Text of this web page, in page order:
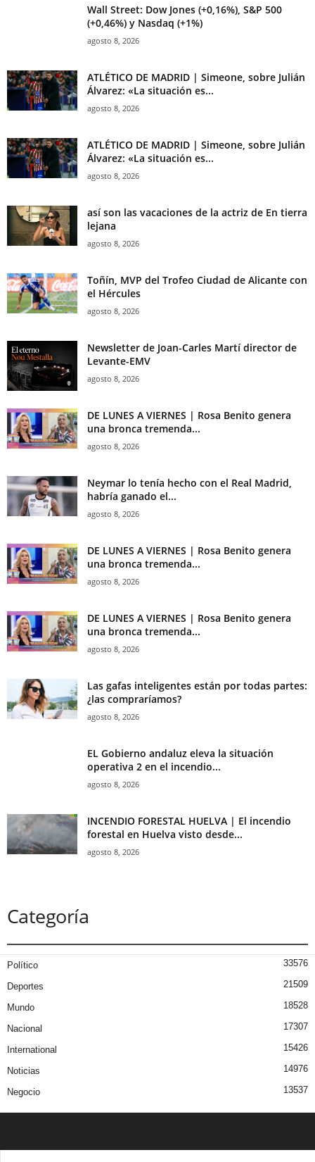
Wall Street: Dow Jones (+0,16%), S&P 500
(+0,46%) y Nasdaq (+1%)
agosto 8, 2026
ATLÉTICO DE MADRID | Simeone, sobre Julián
Álvarez: «La situación es...
agosto 8, 2026
ATLÉTICO DE MADRID | Simeone, sobre Julián
Álvarez: «La situación es...
agosto 8, 2026
así son las vacaciones de la actriz de En tierra
lejana
agosto 8, 2026
Toñín, MVP del Trofeo Ciudad de Alicante con
el Hércules
agosto 8, 2026
Newsletter de Joan-Carles Martí director de
Levante-EMV
agosto 8, 2026
DE LUNES A VIERNES | Rosa Benito genera
una bronca tremenda...
agosto 8, 2026
Neymar lo tenía hecho con el Real Madrid,
habría ganado el...
agosto 8, 2026
DE LUNES A VIERNES | Rosa Benito genera
una bronca tremenda...
agosto 8, 2026
DE LUNES A VIERNES | Rosa Benito genera
una bronca tremenda...
agosto 8, 2026
Las gafas inteligentes están por todas partes:
¿las compraríamos?
agosto 8, 2026
EL Gobierno andaluz eleva la situación
operativa 2 en el incendio...
agosto 8, 2026
INCENDIO FORESTAL HUELVA | El incendio
forestal en Huelva visto desde...
agosto 8, 2026
Categoría
Político 33576
Deportes 21509
Mundo 18528
Nacional 17307
International 15426
Noticias 14976
Negocio 13537